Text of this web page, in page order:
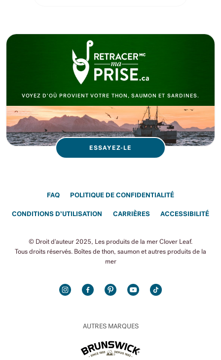
VOYEZ D’OÙ PROVIENT VOTRE THON, SAUMON ET SARDINES.
ESSAYEZ-LE
FAQ POLITIQUE DE CONFIDENTIALITÉ
CONDITIONS D’UTILISATION CARRIÈRES ACCESSIBILITÉ
© Droit d'auteur 2025, Les produits de la mer Clover Leaf.
Tous droits réservés. Boîtes de thon, saumon et autres produits de la
mer
INSTAGRAMFACEBOOKPINTERESTYOUTUBE
AUTRES MARQUES